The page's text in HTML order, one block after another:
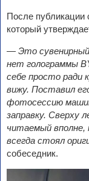
После публикации
который
— Это
нет голограммы
себе просто ради
вижу. Поставил
фотосессию
заправку. Сверху
читаемый
всегда стоял
собеседник.